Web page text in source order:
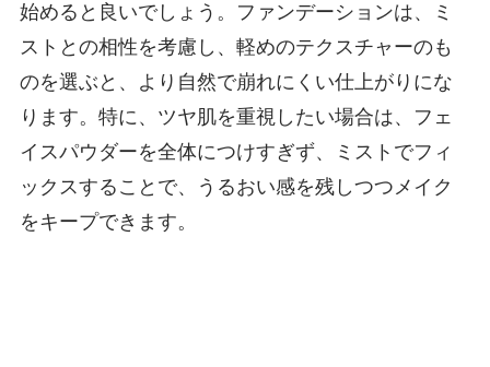
始めると良いでしょう。ファンデーションは、ミ
ストとの相性を考慮し、軽めのテクスチャーのも
のを選ぶと、より自然で崩れにくい仕上がりにな
ります。特に、ツヤ肌を重視したい場合は、フェ
イスパウダーを全体につけすぎず、ミストでフィ
ックスすることで、うるおい感を残しつつメイク
をキープできます。